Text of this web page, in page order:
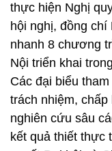
thực hiện Nghị
hội nghị, đồng
nhanh 8 chương
Nội triển khai
Các đại biểu
trách nhiệm,
nghiên cứu sâu
kết quả thiết thực